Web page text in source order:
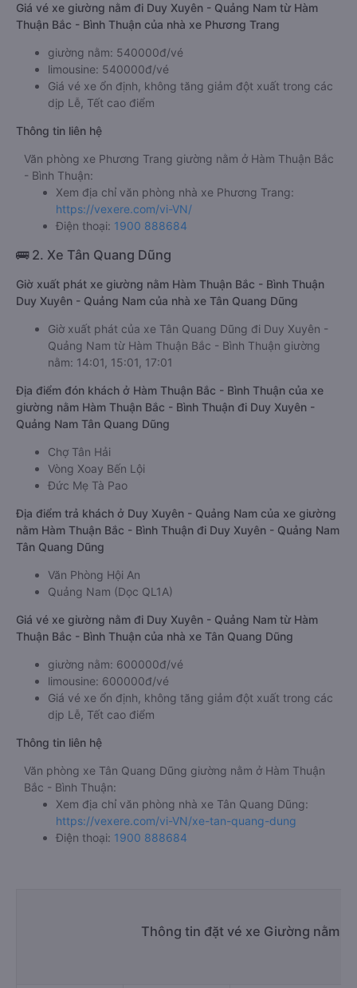
Giá vé xe giường nằm đi Duy Xuyên - Quảng Nam từ Hàm
Thuận Bắc - Bình Thuận của nhà xe Phương Trang
giường nằm: 540000đ/vé
limousine: 540000đ/vé
Giá vé xe ổn định, không tăng giảm đột xuất trong các
dịp Lễ, Tết cao điểm
Thông tin liên hệ
Văn phòng xe Phương Trang giường nằm ở Hàm Thuận Bắc
- Bình Thuận:
Xem địa chỉ văn phòng nhà xe Phương Trang:
https://vexere.com/vi-VN/
Điện thoại: 1900 888684
🚌 2. Xe Tân Quang Dũng
Giờ xuất phát xe giường nằm Hàm Thuận Bắc - Bình Thuận
Duy Xuyên - Quảng Nam của nhà xe Tân Quang Dũng
Giờ xuất phát của xe Tân Quang Dũng đi Duy Xuyên -
Quảng Nam từ Hàm Thuận Bắc - Bình Thuận giường
nằm: 14:01, 15:01, 17:01
Địa điểm đón khách ở Hàm Thuận Bắc - Bình Thuận của xe
giường nằm Hàm Thuận Bắc - Bình Thuận đi Duy Xuyên -
Quảng Nam Tân Quang Dũng
Chợ Tân Hải
Vòng Xoay Bến Lội
Đức Mẹ Tà Pao
Địa điểm trả khách ở Duy Xuyên - Quảng Nam của xe giường
nằm Hàm Thuận Bắc - Bình Thuận đi Duy Xuyên - Quảng Nam
Tân Quang Dũng
Văn Phòng Hội An
Quảng Nam (Dọc QL1A)
Giá vé xe giường nằm đi Duy Xuyên - Quảng Nam từ Hàm
Thuận Bắc - Bình Thuận của nhà xe Tân Quang Dũng
giường nằm: 600000đ/vé
limousine: 600000đ/vé
Giá vé xe ổn định, không tăng giảm đột xuất trong các
dịp Lễ, Tết cao điểm
Thông tin liên hệ
Văn phòng xe Tân Quang Dũng giường nằm ở Hàm Thuận
Bắc - Bình Thuận:
Xem địa chỉ văn phòng nhà xe Tân Quang Dũng:
https://vexere.com/vi-VN/xe-tan-quang-dung
Điện thoại: 1900 888684
Thông tin đặt vé xe Giường nằm